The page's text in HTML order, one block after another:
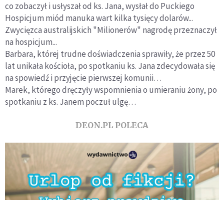
co zobaczył i usłyszał od ks. Jana, wysłał do Puckiego
Hospicjum miód manuka wart kilka tysięcy dolarów...
Zwycięzca australijskich "Milionerów" nagrodę przeznaczył
na hospicjum...
Barbara, której trudne doświadczenia sprawiły, że przez 50
lat unikała kościoła, po spotkaniu ks. Jana zdecydowała się
na spowiedź i przyjęcie pierwszej komunii…
Marek, którego dręczyły wspomnienia o umieraniu żony, po
spotkaniu z ks. Janem poczuł ulgę…
DEON.PL POLECA